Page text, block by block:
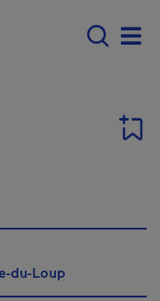
-
du-Loup